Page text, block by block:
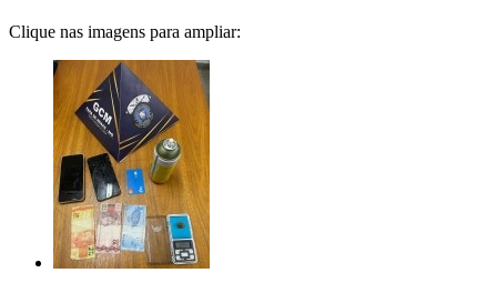
Clique nas imagens para ampliar: